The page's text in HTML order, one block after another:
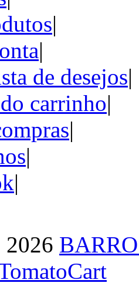
|
|
de desejos|
carrinho|
|
|
|